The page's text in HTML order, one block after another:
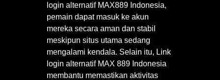
login alternatif MAX889 Indonesia,
pemain dapat masuk ke akun
mereka secara aman dan stabil
meskipun situs utama sedang
mengalami kendala. Selain itu, Link
login alternatif MAX 889 Indonesia
membantu memastikan aktivitas